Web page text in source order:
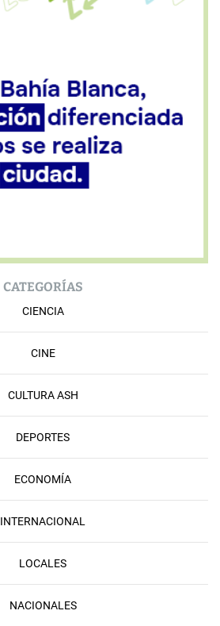
CATEGORÍAS
CIENCIA
CINE
CULTURA ASH
DEPORTES
ECONOMÍA
INTERNACIONAL
LOCALES
NACIONALES